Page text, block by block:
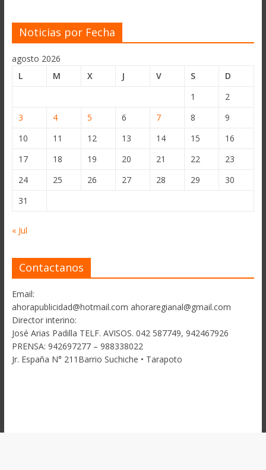
Noticias por Fecha
agosto 2026
L
M X J V S
D
1
2
3
4 5 6 7 8
9
10
11 12 13 14 15
16
17
18 19 20 21 22
23
24
25 26 27 28 29
30
31
« Jul
Contactanos
Email:
ahorapublicidad@hotmail.com ahoraregianal@gmail.com
Director interino:
José Arias Padilla TELF. AVISOS. 042 587749, 942467926
PRENSA: 942697277 – 988338022
Jr. España N° 211Barrio Suchiche • Tarapoto